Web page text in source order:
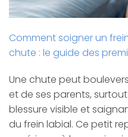
Comment soigner un
chute : le guide des
Une chute peut
et de ses parents,
blessure visible et
du frein labial. Ce petit